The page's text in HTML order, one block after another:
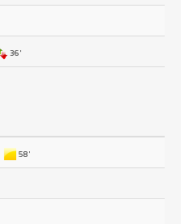
36'
58'